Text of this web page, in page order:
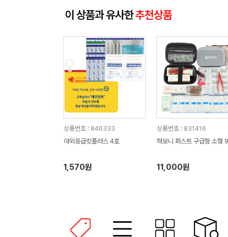
이 상품과 유사한추천상품
상품번호 : 846333
야외응급킷플러스 4호
1,570원
상품번호 : 831416
하모니 퍼스트 구급함 소형
11,000원